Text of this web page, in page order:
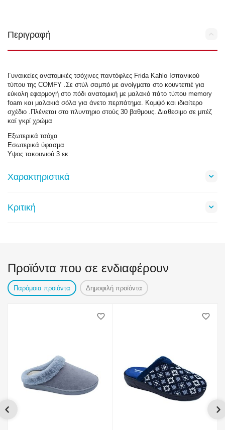
Περιγραφή
Γυναικείες ανατομικές τσόχινες παντόφλες Frida Kahlo Ισπανικού
τύπου της COMFY .Σε στύλ σαμπό με ανοίγματα στο κουντεπιέ για
εύκολη εφαρμογή στο πόδι ανατομική με μαλακό πάτο τύπου memory
foam και μαλακιά σόλα για άνετο περπάτημα. Κομψό και ιδιαίτερο
σχέδιο .Πλένεται στο πλυντηριο στούς 30 βαθμους. Διαθεσιμο σε μπέζ
καί γκρί χρώμα
Εξωτερικά τσόχα
Εσωτερικά ύφασμα
Υψος τακουνιού 3 εκ
Χαρακτηριστικά
Κριτική
Προϊόντα που σε ενδιαφέρουν
Παρόμοια προιόντα Δημοφιλή προϊόντα